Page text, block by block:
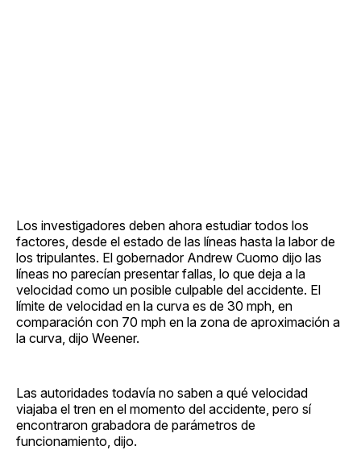
Los investigadores deben ahora estudiar todos los
factores, desde el estado de las líneas hasta la labor de
los tripulantes. El gobernador Andrew Cuomo dijo las
líneas no parecían presentar fallas, lo que deja a la
velocidad como un posible culpable del accidente. El
límite de velocidad en la curva es de 30 mph, en
comparación con 70 mph en la zona de aproximación a
la curva, dijo Weener.
Las autoridades todavía no saben a qué velocidad
viajaba el tren en el momento del accidente, pero sí
encontraron grabadora de parámetros de
funcionamiento, dijo.